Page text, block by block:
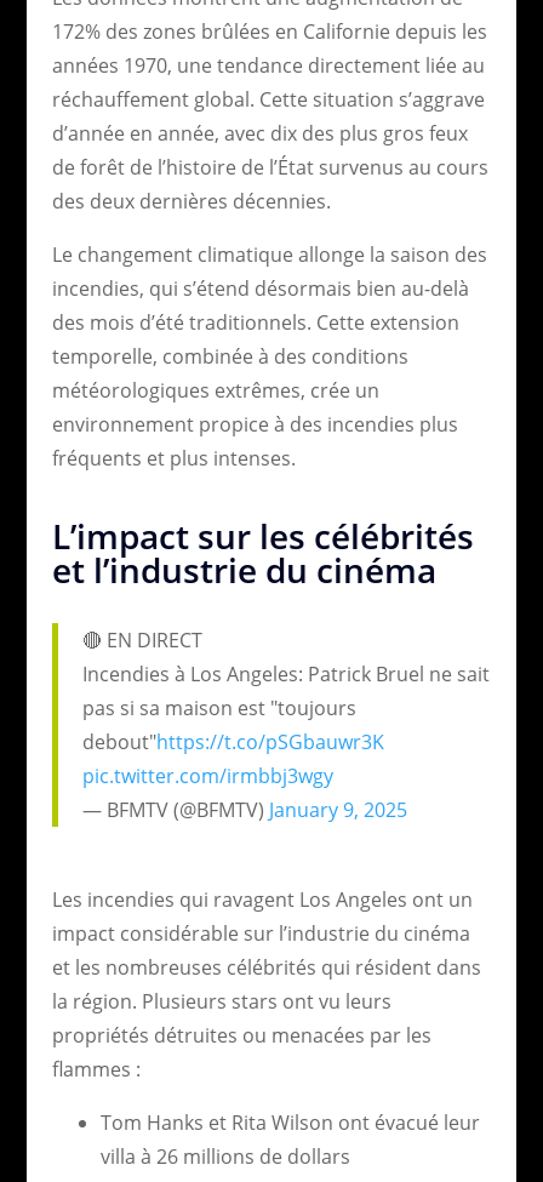
172% des zones brûlées en Californie depuis les
années 1970, une tendance directement liée au
réchauffement global. Cette situation s’aggrave
d’année en année, avec dix des plus gros feux
de forêt de l’histoire de l’État survenus au cours
des deux dernières décennies.
Le changement climatique allonge la saison des
incendies, qui s’étend désormais bien au-delà
des mois d’été traditionnels. Cette extension
temporelle, combinée à des conditions
météorologiques extrêmes, crée un
environnement propice à des incendies plus
fréquents et plus intenses.
L’impact sur les célébrités
et l’industrie du cinéma
🔴 EN DIRECT
Incendies à Los Angeles: Patrick Bruel ne sait
pas si sa maison est "toujours
debout"https://t.co/pSGbauwr3K
pic.twitter.com/irmbbj3wgy
— BFMTV (@BFMTV) January 9, 2025
Les incendies qui ravagent Los Angeles ont un
impact considérable sur l’industrie du cinéma
et les nombreuses célébrités qui résident dans
la région. Plusieurs stars ont vu leurs
propriétés détruites ou menacées par les
flammes :
Tom Hanks et Rita Wilson ont évacué leur
villa à 26 millions de dollars